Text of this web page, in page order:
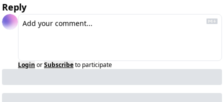
Reply
Login orSubscribeto participate